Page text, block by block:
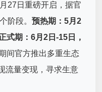
27日重磅开启，据官
阶段。预热期：5月2
式期：6月2日-15日，
间官方推出多重生态
流量变现，寻求生意